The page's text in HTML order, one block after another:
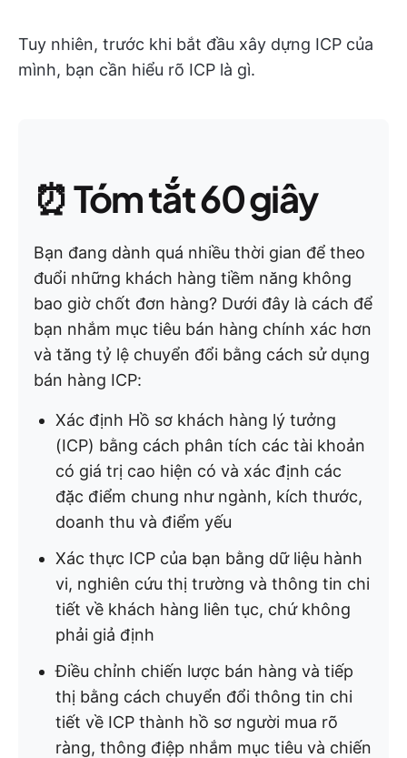
Tuy nhiên, trước khi bắt đầu xây dựng ICP của
mình, bạn cần hiểu rõ ICP là gì.
⏰Tóm tắt 60 giây
Bạn đang dành quá nhiều thời gian để theo
đuổi những khách hàng tiềm năng không
bao giờ chốt đơn hàng? Dưới đây là cách để
bạn nhắm mục tiêu bán hàng chính xác hơn
và tăng tỷ lệ chuyển đổi bằng cách sử dụng
bán hàng ICP:
Xác định Hồ sơ khách hàng lý tưởng
(ICP) bằng cách phân tích các tài khoản
có giá trị cao hiện có và xác định các
đặc điểm chung như ngành, kích thước,
doanh thu và điểm yếu
Xác thực ICP của bạn bằng dữ liệu hành
vi, nghiên cứu thị trường và thông tin chi
tiết về khách hàng liên tục, chứ không
phải giả định
Điều chỉnh chiến lược bán hàng và tiếp
thị bằng cách chuyển đổi thông tin chi
tiết về ICP thành hồ sơ người mua rõ
ràng, thông điệp nhắm mục tiêu và chiến